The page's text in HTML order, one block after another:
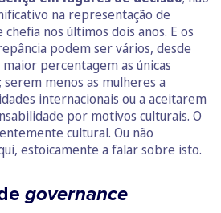
na representação de
nos últimos dois anos. E os
podem ser vários, desde
percentagem as únicas
serem menos as mulheres a
internacionais ou a aceitarem
por motivos culturais. O
cultural. Ou não
estoicamente a falar sobre isto.
governance